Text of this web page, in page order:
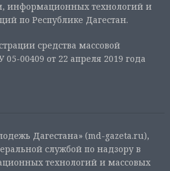
информационных технологий и
по Республике Дагестан.
средства массовой
00409 от 22 апреля 2019 года
Дагестана» (md-gazeta.ru),
службой по надзору в
технологий и массовых